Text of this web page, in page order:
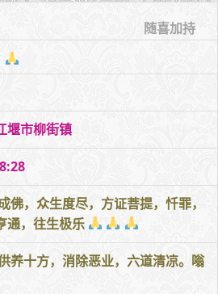
随喜加持
堰市柳街镇
佛，众生度尽，方证菩提，忏罪，
通，往生极乐
养十方，消除恶业，六道清凉。嗡